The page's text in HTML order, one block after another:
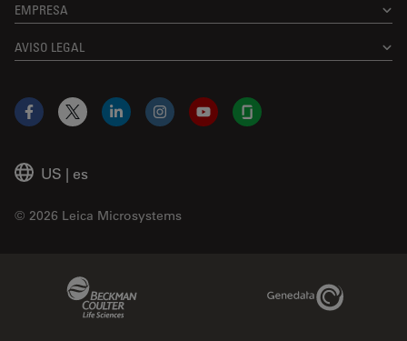
EMPRESA
AVISO LEGAL
US | es
© 2026 Leica Microsystems
Facebook
X LinkedInInstagramYouTubeGlassdoor
Genedata Link